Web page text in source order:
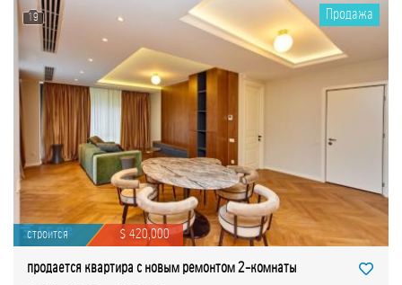
19 Продажа
строится $ 420,000
продается квартира с новым ремонтом 2-комнаты